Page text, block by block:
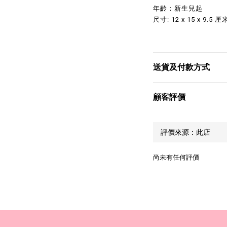
年齡：新生兒起
尺寸: 12 x 15 x 9.5 厘
送貨及付款方式
顧客評價
尚未有任何評價